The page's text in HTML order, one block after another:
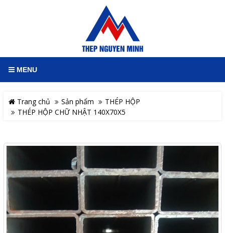
MENU
Trang chủ Sản phẩm
THÉP HỘP
THÉP HỘP CHỮ NHẬT 140X70X5